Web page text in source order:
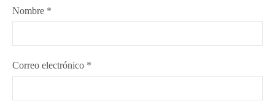
Nombre *
Correo electrónico *